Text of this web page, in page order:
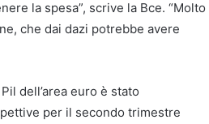
la spesa”, scrive la Bce. “Molto
che dai dazi potrebbe avere
dell’area euro è stato
per il secondo trimestre